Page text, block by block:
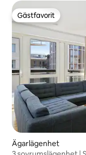
Gästfavorit
Gästfavorit
Ägarlägenhet